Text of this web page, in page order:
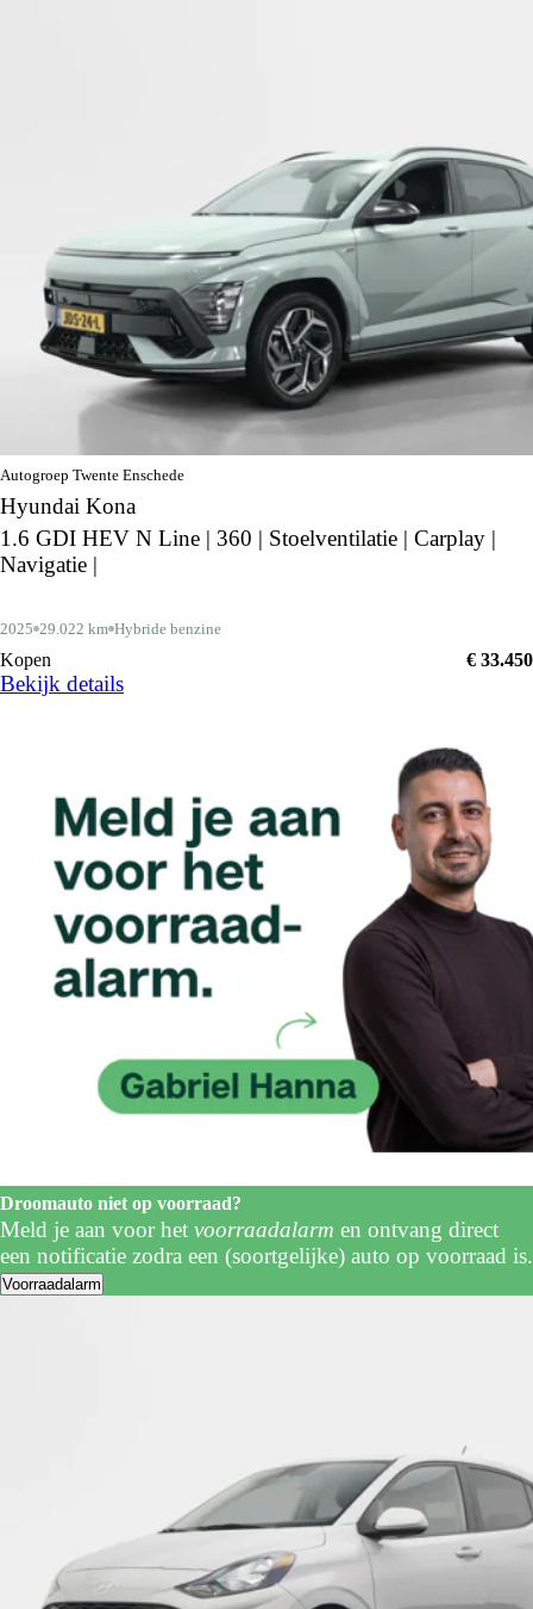
Autogroep Twente Enschede
Hyundai Kona
1.6 GDI HEV N Line | 360 | Stoelventilatie | Carplay |
Navigatie |
2025 29.022 km Hybride benzine
Kopen € 33.450
Bekijk details
Droomauto niet op voorraad?
Meld je aan voor het voorraadalarm en ontvang direct
een notificatie zodra een (soortgelijke) auto op voorraad is.
Voorraadalarm